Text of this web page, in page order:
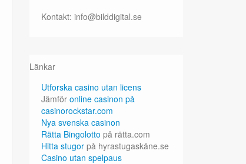
Kontakt: info@bilddigital.se
Länkar
Utforska casino utan licens
Jämföronline casinon på
casinorockstar.com
Nya svenska casinon
Rätta Bingolotto på rätta.com
Hitta stugor på hyrastugaskåne.se
Casino utan spelpaus